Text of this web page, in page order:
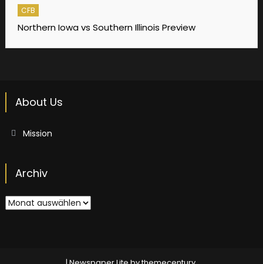
CFB
Northern Iowa vs Southern Illinois Preview
About Us
Mission
Archiv
Archiv